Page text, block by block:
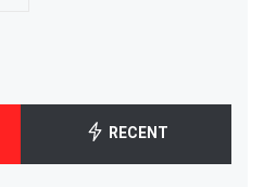
RECENT